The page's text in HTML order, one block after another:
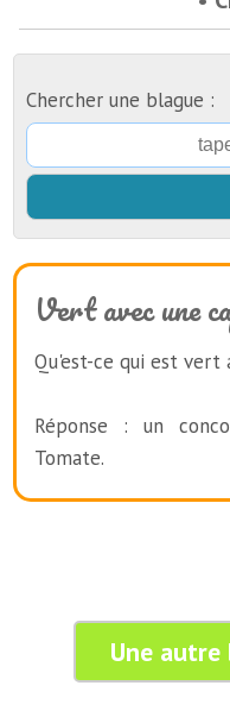
Chercher une blague :
Vert avec une
Qu'est-ce qui est vert
Réponse : un
Tomate.
Une autre